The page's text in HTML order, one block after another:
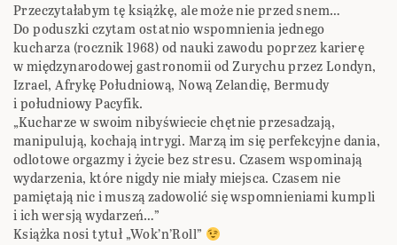
Przeczytałabym tę książkę, ale może nie przed snem…
Do poduszki czytam ostatnio wspomnienia jednego
kucharza (rocznik 1968) od nauki zawodu poprzez karierę
w międzynarodowej gastronomii od Zurychu przez Londyn,
Izrael, Afrykę Południową, Nową Zelandię, Bermudy
i południowy Pacyfik.
„Kucharze w swoim nibyświecie chętnie przesadzają,
manipulują, kochają intrygi. Marzą im się perfekcyjne dania,
odlotowe orgazmy i życie bez stresu. Czasem wspominają
wydarzenia, które nigdy nie miały miejsca. Czasem nie
pamiętają nic i muszą zadowolić się wspomnieniami kumpli
i ich wersją wydarzeń…”
Książka nosi tytuł „Wok’n’Roll”